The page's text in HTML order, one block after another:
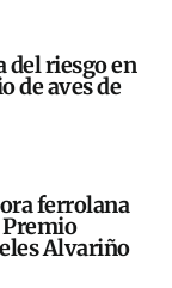
del riesgo en
de aves de
ferrolana
Premio
Alvariño